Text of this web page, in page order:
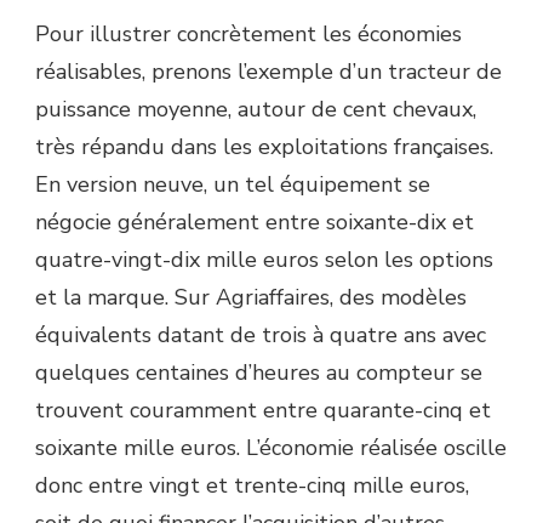
Pour illustrer concrètement les économies
réalisables, prenons l’exemple d’un tracteur de
puissance moyenne, autour de cent chevaux,
très répandu dans les exploitations françaises.
En version neuve, un tel équipement se
négocie généralement entre soixante-dix et
quatre-vingt-dix mille euros selon les options
et la marque. Sur Agriaffaires, des modèles
équivalents datant de trois à quatre ans avec
quelques centaines d’heures au compteur se
trouvent couramment entre quarante-cinq et
soixante mille euros. L’économie réalisée oscille
donc entre vingt et trente-cinq mille euros,